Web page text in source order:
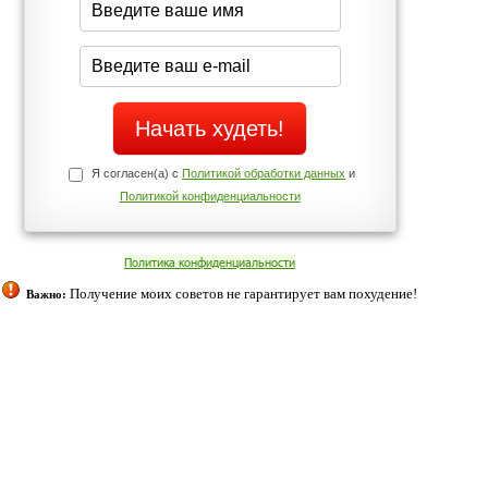
Нет
Телефоны службы поддержки
+7 (909) 421-77-27
cookies. Оставаясь с нами, вы соглашаетесь с нашей
Согласен